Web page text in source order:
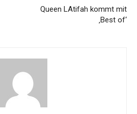
Queen LAtifah kommt mit
‚Best of‘